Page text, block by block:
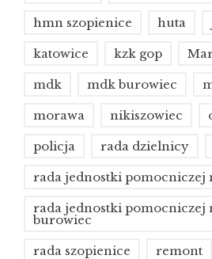
hmn szopienice huta
katowice kzk gop
mdk mdk burowiec
morawa nikiszowiec
policja rada dzielnicy
rada jednostki pomocniczej
rada jednostki pomocniczej
burowiec
rada szopienice remont